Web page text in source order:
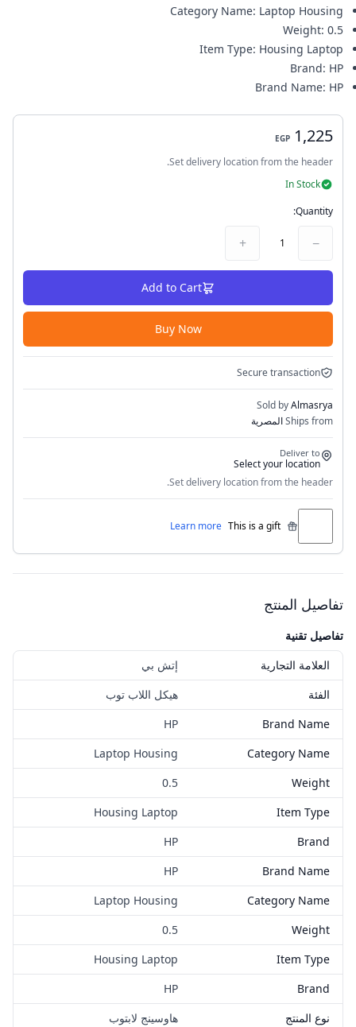
Category Name: Laptop Housing
Weight: 0.5
Item Type: Housing Laptop
Brand: HP
Brand Name: HP
1,225
EGP
Set delivery location from the header.
In Stock
Quantity:
−
1
+
Add to Cart
Buy Now
Secure transaction
Sold byAlmasrya
Ships fromالمصرية
Deliver to
Select your location
Set delivery location from the header.
This is a gift
Learn more
تفاصيل المنتج
تفاصيل تقنية
العلامة التجارية
إتش بي
الفئة
هيكل اللاب توب
Brand Name
HP
Category Name
Laptop Housing
Weight
0.5
Item Type
Housing Laptop
Brand
HP
Brand Name
HP
Category Name
Laptop Housing
Weight
0.5
Item Type
Housing Laptop
Brand
HP
نوع المنتج
هاوسينج لابتوب